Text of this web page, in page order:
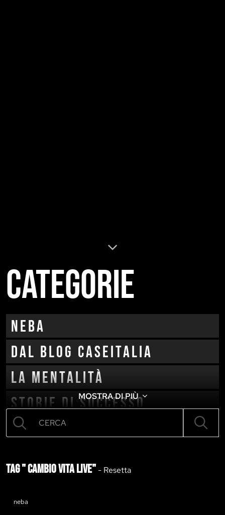
Categorie
neba
Dal blog CaseItalia
La mentalità
Storie di successo
Cambio vita
MOSTRA DI PIÙ
Tag " Cambio Vita LIVE" - Resetta
neba